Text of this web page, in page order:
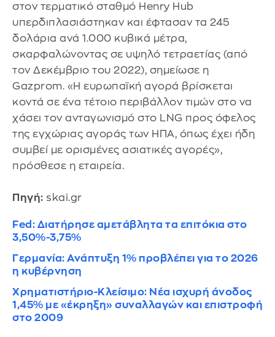
στον τερματικό σταθμό Henry Hub
υπερδιπλασιάστηκαν και έφτασαν τα 245
δολάρια ανά 1.000 κυβικά μέτρα,
σκαρφαλώνοντας σε υψηλό τετραετίας (από
τον Δεκέμβριο του 2022), σημείωσε η
Gazprom. «Η ευρωπαϊκή αγορά βρίσκεται
κοντά σε ένα τέτοιο περιβάλλον τιμών στο να
χάσει τον ανταγωνισμό στο LNG προς όφελος
της εγχώριας αγοράς των ΗΠΑ, όπως έχει ήδη
συμβεί με ορισμένες ασιατικές αγορές»,
πρόσθεσε η εταιρεία.
Πηγή: skai.gr
Fed: Διατήρησε αμετάβλητα τα επιτόκια στο
3,50%-3,75%
Γερμανία: Ανάπτυξη 1% προβλέπει για το 2026
η κυβέρνηση
Χρηματιστήριο-Κλείσιμο: Νέα ισχυρή άνοδος
1,45% με «έκρηξη» συναλλαγών και επιστροφή
στο 2009